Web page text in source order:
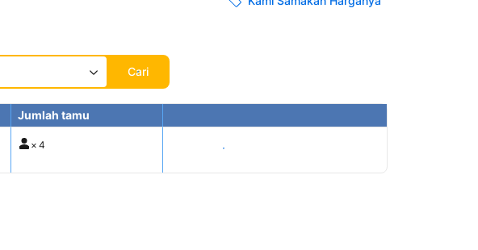
Cari
Jumlah tamu
× 4 Tampilkan harga